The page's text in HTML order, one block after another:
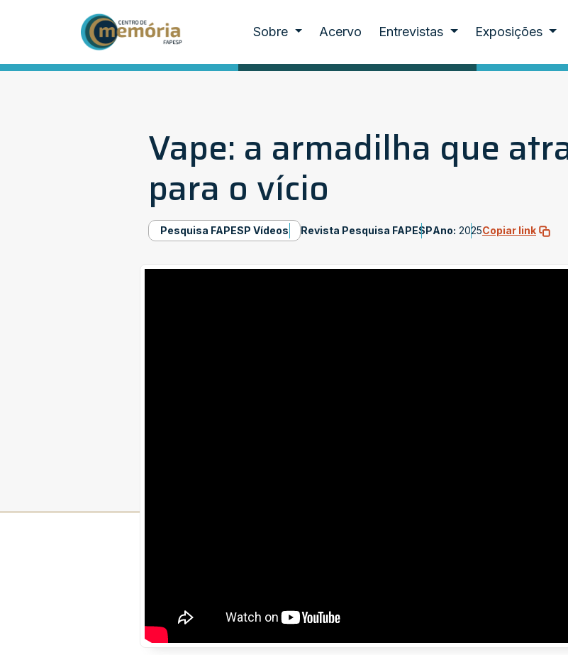
Sobre Acervo Entrevistas Exposições
Vape: a armadilha que
para o vício
Pesquisa FAPESP Vídeos Revista Pesquisa FAPESPAno: 2025Copiar link